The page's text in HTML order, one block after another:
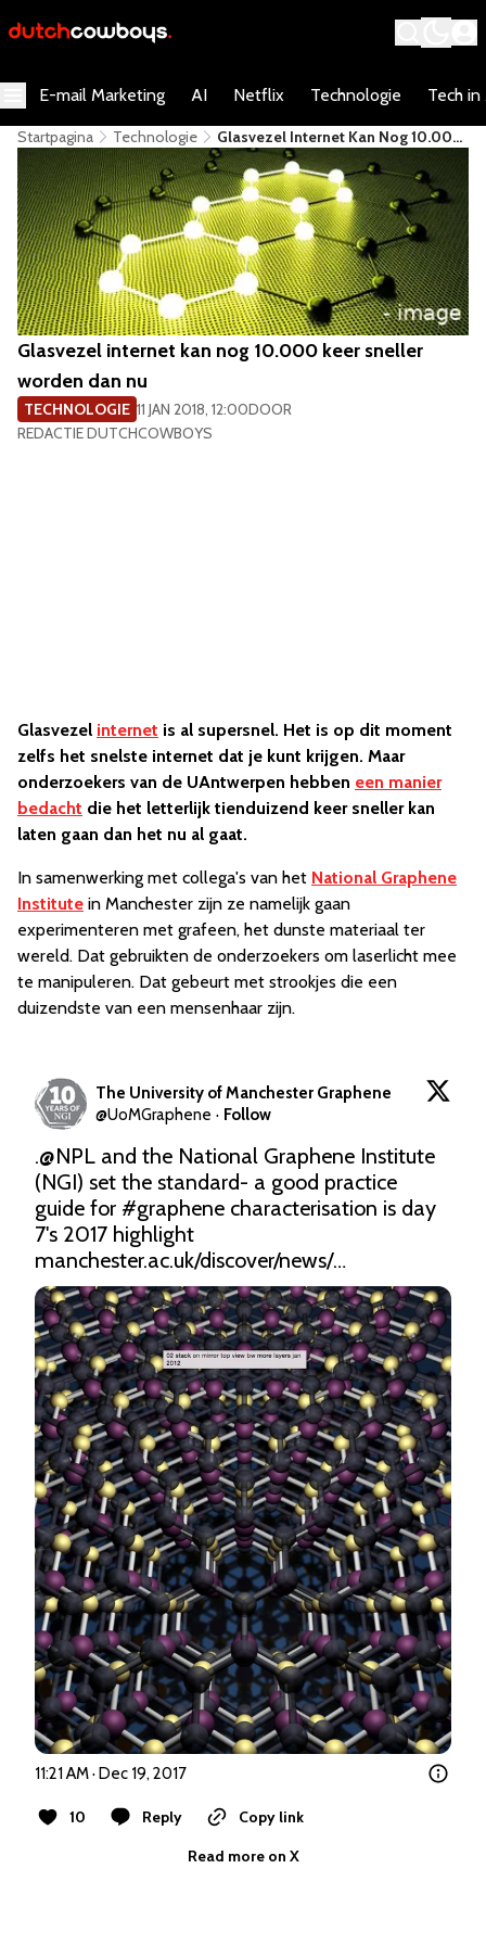
E-mail Marketing AI Netflix Technologie Tech in
Startpagina Technologie
Glasvezel Internet Kan Nog 10.000
Keer Sneller Worden Dan Nu
Glasvezel internet kan nog 10.000 keer sneller
worden dan nu
TECHNOLOGIE 11 JAN 2018, 12:00DOOR
REDACTIE DUTCHCOWBOYS
Glasvezel internet is al supersnel. Het is op dit moment
zelfs het snelste internet dat je kunt krijgen. Maar
onderzoekers van de UAntwerpen hebben een manier
bedacht die het letterlijk tienduizend keer sneller kan
laten gaan dan het nu al gaat.
In samenwerking met collega's van het National Graphene
Institute in Manchester zijn ze namelijk gaan
experimenteren met grafeen, het dunste materiaal ter
wereld. Dat gebruikten de onderzoekers om laserlicht mee
te manipuleren. Dat gebeurt met strookjes die een
duizendste van een mensenhaar zijn.
The University of Manchester Graphene
@UoMGraphene · Follow
.@NPL and the National Graphene Institute
(NGI) set the standard- a good practice
guide for #graphene characterisation is day
manchester.ac.uk/discover/news/…
11:21 AM · Dec 19, 2017
10 Reply
Copy link
Read more on X